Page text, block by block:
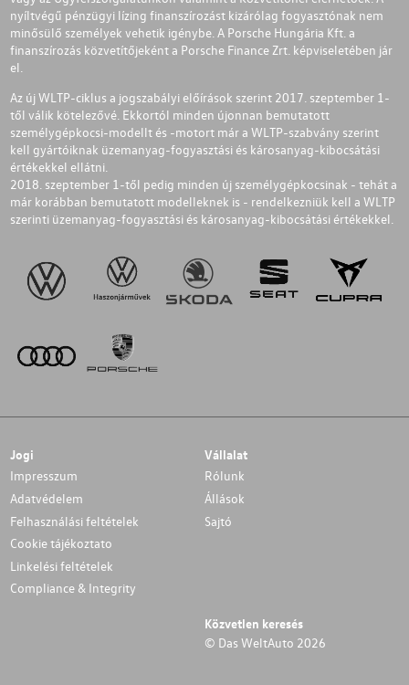
nyíltvégű pénzügyi lízing finanszírozást kizárólag fogyasztónak nem
minősülő személyek vehetik igénybe. A Porsche Hungária Kft. a
finanszírozás közvetítőjeként a Porsche Finance Zrt. képviseletében jár
el.
Az új WLTP-ciklus a jogszabályi előírások szerint 2017. szeptember 1-
től válik kötelezővé. Ekkortól minden újonnan bemutatott
személygépkocsi-modellt és -motort már a WLTP-szabvány szerint
kell gyártóiknak üzemanyag-fogyasztási és károsanyag-kibocsátási
értékekkel ellátni.
2018. szeptember 1-től pedig minden új személygépkocsinak - tehát a
már korábban bemutatott modelleknek is - rendelkezniük kell a WLTP
szerinti üzemanyag-fogyasztási és károsanyag-kibocsátási értékekkel.
Jogi
Impresszum
Adatvédelem
Felhasználási feltételek
Cookie tájékoztato
Linkelési feltételek
Compliance & Integrity
Vállalat
Rólunk
Állások
Sajtó
Közvetlen keresés
© Das WeltAuto 2026